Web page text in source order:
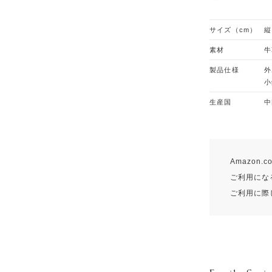
サイズ（cm）
素材
製品仕様
生産国
ご利用に
ご利用に際